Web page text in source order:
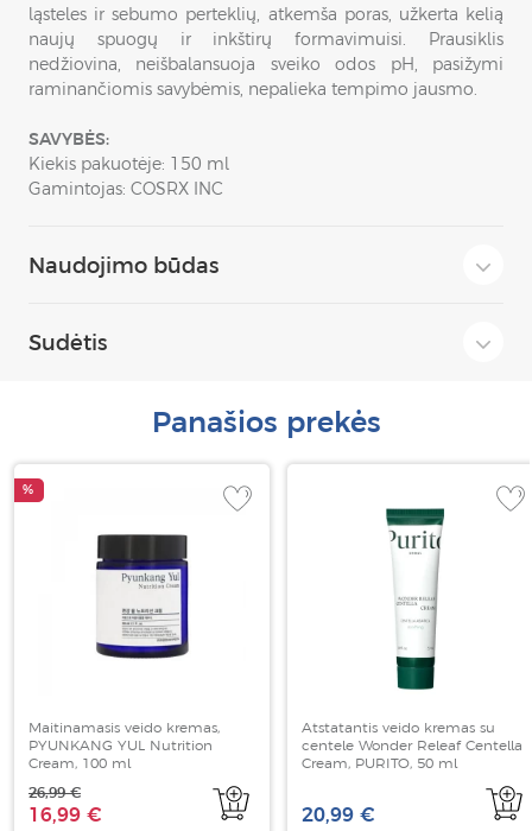
ląsteles ir sebumo perteklių, atkemša poras, užkerta kelią
naujų spuogų ir inkštirų formavimuisi. Prausiklis
nedžiovina, neišbalansuoja sveiko odos pH, pasižymi
raminančiomis savybėmis, nepalieka tempimo jausmo.
SAVYBĖS:
Kiekis pakuotėje: 150 ml
Gamintojas: COSRX INC
Naudojimo būdas
Sudėtis
Panašios prekės
%
Maitinamasis veido kremas,
PYUNKANG YUL Nutrition
Cream, 100 ml
16,99 €
26,99 €
Atstatantis veido kremas su
centele Wonder Releaf Centella
Cream, PURITO, 50 ml
20,99 €